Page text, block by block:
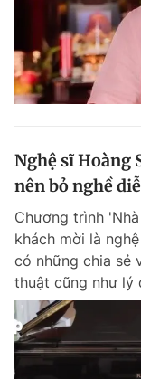
Hotline
0906 645 777
Phó tổng biên tập
Phó tổng biên tập:
Phó tổng biên tập:
Tổng thư ký tòa soạn:
Giấy phép xuất bản
© 2003-2026 Bản
dưới mọi hình thức
Phát triển bởi ePi
Nghệ sĩ Hoàng
nên bỏ nghề
Chương trình
khách mời là
có những chia sẻ
thuật cũng như lý